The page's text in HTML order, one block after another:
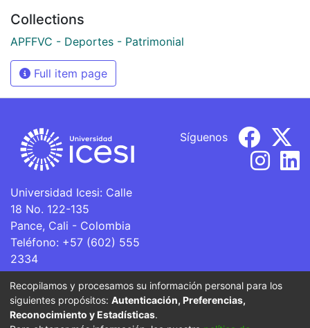
Collections
APFFVC - Deportes - Patrimonial
Full item page
Universidad Icesi: Calle
18 No. 122-135
Pance, Cali - Colombia
Teléfono: +57 (602) 555
2334
ventanillaunica@icesi.edu.co
Síguenos
La Universidad Icesi es una Institución de Educación
Superior que se encuentra sujeta a inspección y vigilancia
Recopilamos y procesamos su información personal para los
siguientes propósitos: Autenticación, Preferencias,
Reconocimiento y Estadísticas.